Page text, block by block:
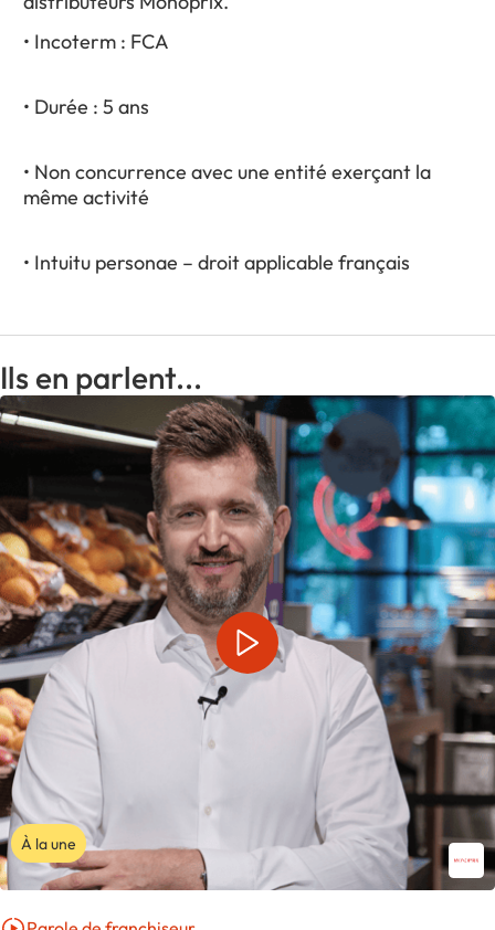
• Incoterm : FCA
• Durée : 5 ans
• Non concurrence avec une entité exerçant la
même activité
• Intuitu personae – droit applicable français
Ils en parlent...
À la une